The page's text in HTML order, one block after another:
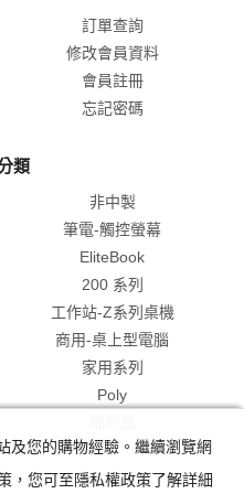
訂單查詢
修改會員資料
會員註冊
忘記密碼
類
非中製
筆電-觸控螢幕
EliteBook
200 系列
工作站-Z系列桌機
商用-桌上型電腦
家用系列
Poly
及您的購物經驗。繼續瀏覽網
，您可至隱私權政策了解詳細